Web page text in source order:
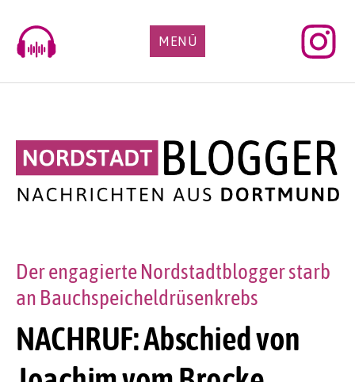
content
MENÜ
NACHRUF: Abschied von
Der engagierte Nordstadtblogger starb
an Bauchspeicheldrüsenkrebs